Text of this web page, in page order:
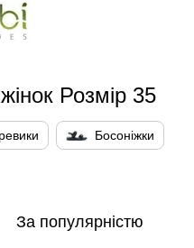
Розмір 35
Босоніжки
За популярністю